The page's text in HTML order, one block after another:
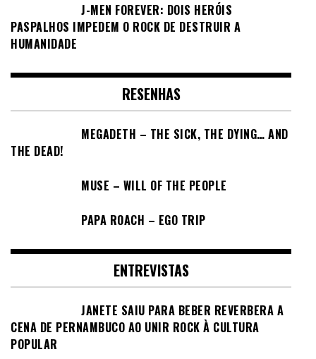
J-MEN FOREVER: DOIS HERÓIS
PASPALHOS IMPEDEM O ROCK DE DESTRUIR A
HUMANIDADE
RESENHAS
MEGADETH – THE SICK, THE DYING… AND
THE DEAD!
MUSE – WILL OF THE PEOPLE
PAPA ROACH – EGO TRIP
ENTREVISTAS
JANETE SAIU PARA BEBER REVERBERA A
CENA DE PERNAMBUCO AO UNIR ROCK À CULTURA
POPULAR